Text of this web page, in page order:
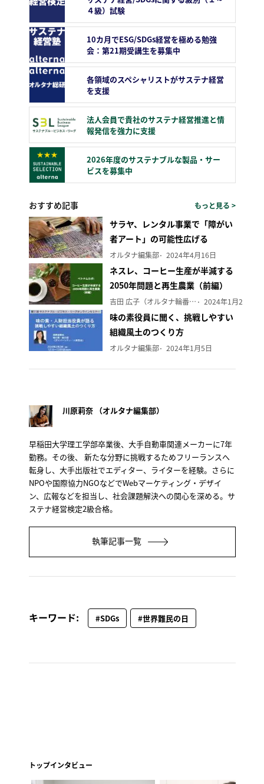
４級）試験
10カ月でESG/SDGs経営を極める勉強
会：第21期受講生を募集中
各領域のスペシャリストがサステナ経営
を支援
法人会員で貴社のサステナ経営推進と情
報発信を強力に支援
2026年度のサステナブルな製品・サー
ビスを募集中
おすすめ記事 もっと見る >
サラヤ、レンタル事業で「障がい
者アート」の可能性広げる
オルタナ編集部 2024年4月16日
ネスレ、コーヒー生産が半減する
2050年問題と再生農業（前編）
吉田 広子（オルタナ輪番編集長） 2024年1月29日
味の素役員に聞く、挑戦しやすい
組織風土のつくり方
オルタナ編集部 2024年1月5日
川原莉奈 （オルタナ編集部）
早稲田大学理工学部卒業後、大手自動車関連メーカーに7年
勤務。その後、 新たな分野に挑戦するためフリーランスへ
転身し、大手出版社でエディター、ライターを経験。さらに
NPOや国際協力NGOなどでWebマーケティング・デザイ
ン、広報などを担当し、社会課題解決への関心を深める。サ
ステナ経営検定2級合格。
執筆記事一覧
キーワード: #SDGs #世界難民の日
トップインタビュー